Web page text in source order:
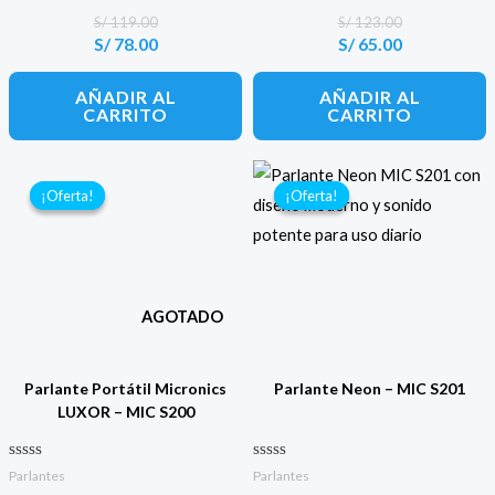
S/119.00
El
original
era:
S/ 119.00.
S/78.00
El
actual
es:
S/ 78.00.
AÑADIR AL
CARRITO
S/123.00
El
original
era:
S/ 123.00.
S/65.00
El
actual
es:
S/ 65.00.
AÑADIR AL
CARRITO
¡Oferta!
AGOTADO
¡Oferta!
Parlante Portátil Micronics
LUXOR – MIC S200
Valorado con
Parlantes
¡Oferta!
¡Oferta!
Parlante Neon – MIC S201
Valorado con
Parlantes